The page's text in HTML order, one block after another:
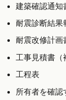
建築確認通知
耐震診断結果
耐震改修計画
工事見積書（
工程表
所有者を確認